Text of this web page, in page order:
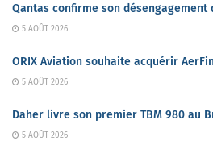
Qantas confirme son désengagement
5 AOÛT 2026
ORIX Aviation souhaite acquérir
5 AOÛT 2026
Daher livre son premier TBM 980 au
5 AOÛT 2026